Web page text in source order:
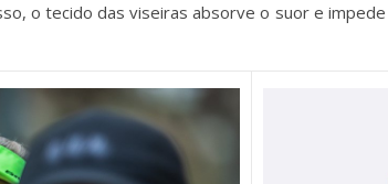
o tecido das viseiras absorve o suor e